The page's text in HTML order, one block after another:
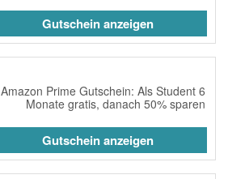
Gutschein anzeigen
Amazon Prime Gutschein: Als Student 6
Monate gratis, danach 50% sparen
Gutschein anzeigen